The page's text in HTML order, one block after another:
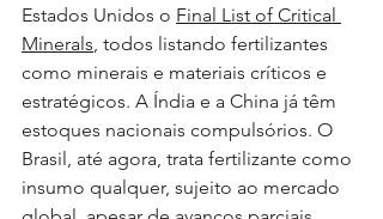
Estados Unidos o Final List of Critical
Minerals, todos listando fertilizantes
como minerais e materiais críticos e
estratégicos. A Índia e a China já têm
estoques nacionais compulsórios. O
Brasil, até agora, trata fertilizante como
insumo qualquer, sujeito ao mercado